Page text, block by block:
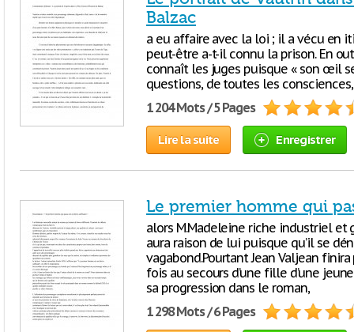
Balzac
a eu affaire avec la loi ; il a vécu en
peut-être a-t-il connu la prison. En
connaît les juges puisque « son œil
questions, de toutes les
1 204 Mots / 5 Pages
Lire la suite Enregistrer
Le premier homme qui
alors M.Madeleine riche industriel et
aura raison de lui puisque qu’il se
vagabond.Pourtant Jean Valjean
fois au secours d’une fille d’une
sa progression dans le roman,
1 298 Mots / 6 Pages